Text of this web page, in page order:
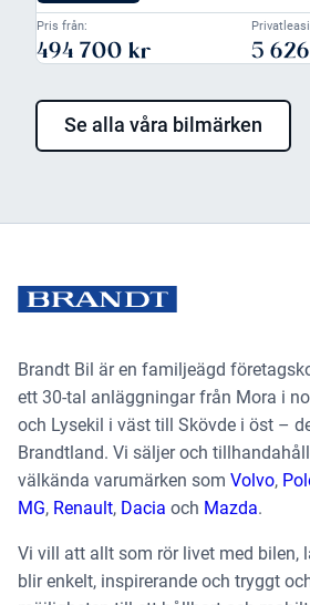
Pris från:
494 700 kr 5
Se alla våra bilmärken
Brandt Bil är en familjeägd
ett 30-tal anläggningar från Mora i
och Lysekil i väst till Skövde i öst –
Brandtland. Vi säljer och
välkända varumärken som Volvo,
MG, Renault, Dacia och Mazda.
Vi vill att allt som rör livet med bilen,
blir enkelt, inspirerande och tryggt